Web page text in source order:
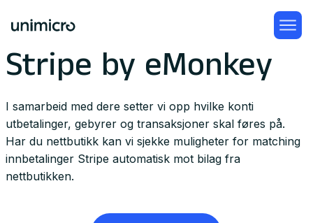
Stripe by eMonkey
I samarbeid med dere setter vi opp hvilke konti
utbetalinger, gebyrer og transaksjoner skal føres på.
Har du nettbutikk kan vi sjekke muligheter for matching
innbetalinger Stripe automatisk mot bilag fra
nettbutikken.